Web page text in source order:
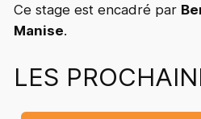
Ce stage est encadré par
Manise.
LES